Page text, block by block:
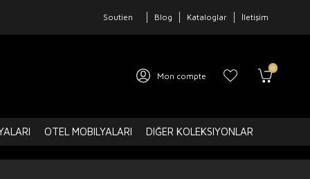
Soutien Blog Kataloglar İletişim
Mon compte
0
OTEL MOBILYALARI DIĞER KOLEKSIYONLAR